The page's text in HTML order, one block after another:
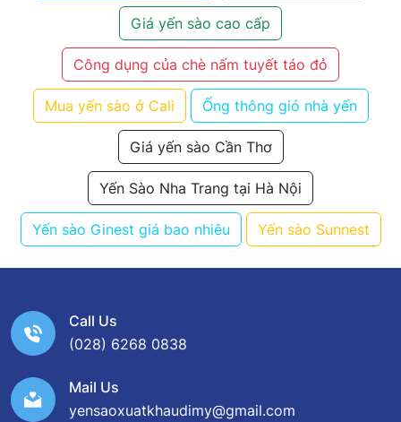
Giá yến sào cao cấp
Công dụng của chè nấm tuyết táo đỏ
Mua yến sào ở Cali Ống thông gió nhà yến
Giá yến sào Cần Thơ
Yến Sào Nha Trang tại Hà Nội
Yến sào Ginest giá bao nhiêu Yến sào Sunnest
Call Us
(028) 6268 0838
Mail Us
yensaoxuatkhaudimy@gmail.com